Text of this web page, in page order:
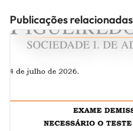
Publicações relacionadas